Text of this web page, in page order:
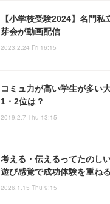
【小学校受験2024】名門私
芽会が動画配信
2023.2.24 Fri 16:15
コミュ力が高い学生が多い
1・2位は？
2019.2.7 Thu 13:15
考える・伝えるってたのし
遊び感覚で成功体験を重ね
2026.1.15 Thu 9:15